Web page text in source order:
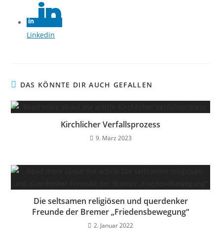
Linkedin
DAS KÖNNTE DIR AUCH GEFALLEN
Kirchlicher Verfallsprozess
9. März 2023
Die seltsamen religiösen und querdenker
Freunde der Bremer „Friedensbewegung“
2. Januar 2022